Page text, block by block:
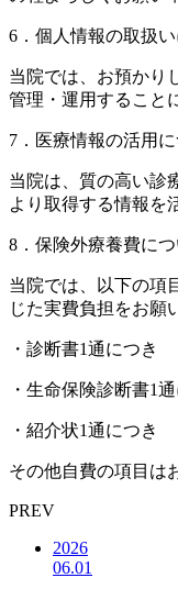
6．個人情報の取扱
当院では、お預かり
管理・運用すること
7．医療情報の活用
当院は、質の高い診
より取得する情報を
8．保険外療養費につ
当院では、以下の項
じた実費負担をお願
・診断書1通につき
・生命保険診断書1
・紹介状1通につ
その他自費の項目は
PREV
2026
06.01